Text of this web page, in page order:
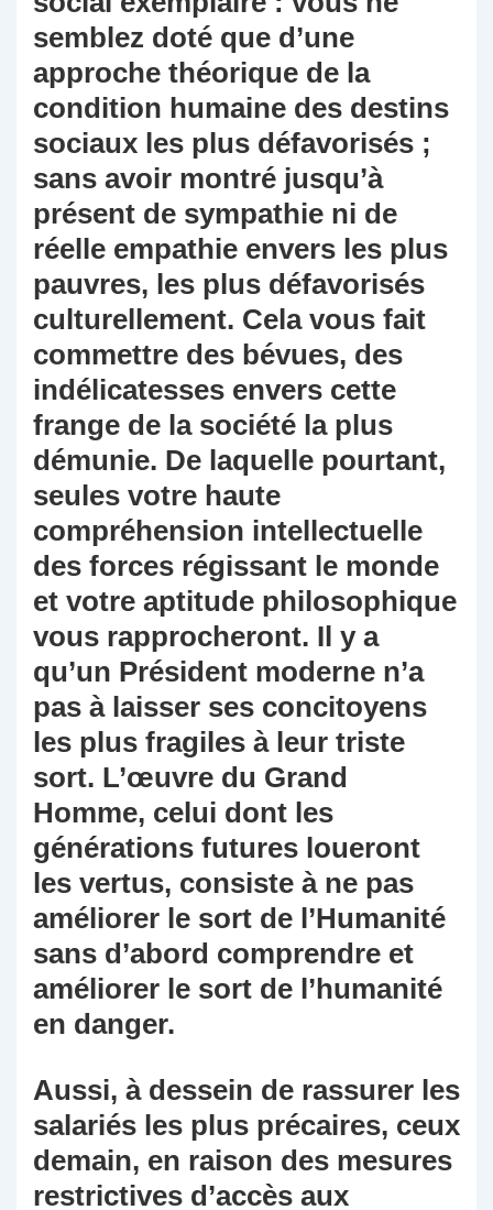
semblez doté que d’une
approche théorique de la
condition humaine des destins
sociaux les plus défavorisés ;
sans avoir montré jusqu’à
présent de sympathie ni de
réelle empathie envers les plus
pauvres, les plus défavorisés
culturellement. Cela vous fait
commettre des bévues, des
indélicatesses envers cette
frange de la société la plus
démunie. De laquelle pourtant,
seules votre haute
compréhension intellectuelle
des forces régissant le monde
et votre aptitude philosophique
vous rapprocheront. Il y a
qu’un Président moderne n’a
pas à laisser ses concitoyens
les plus fragiles à leur triste
sort. L’œuvre du Grand
Homme, celui dont les
générations futures loueront
les vertus, consiste à ne pas
améliorer le sort de l’Humanité
sans d’abord comprendre et
améliorer le sort de l’humanité
en danger.
Aussi, à dessein de rassurer les
salariés les plus précaires, ceux
demain, en raison des mesures
restrictives d’accès aux